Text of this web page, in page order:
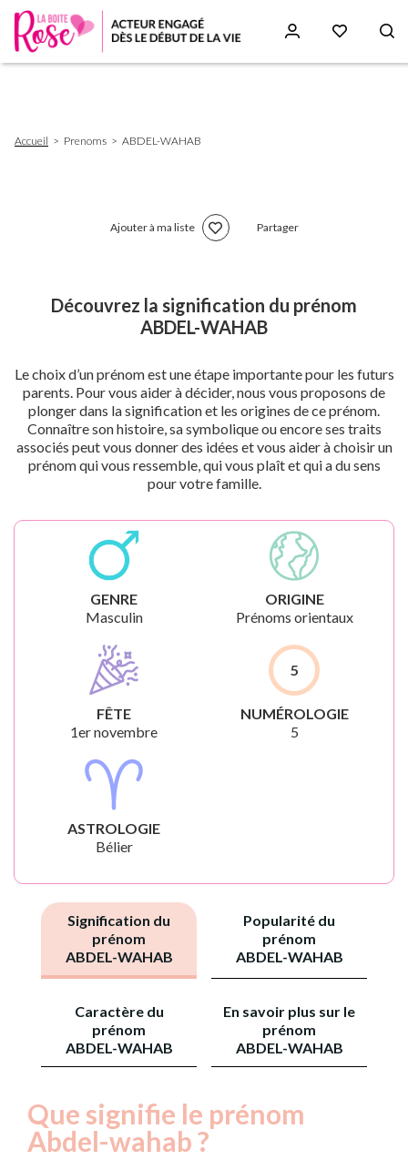
d'Ariane
Accueil Prenoms ABDEL-WAHAB
Ajouter à ma liste Partager
Découvrez la signification du prénom
ABDEL-WAHAB
Le choix d’un prénom est une étape importante pour les futurs
parents. Pour vous aider à décider, nous vous proposons de
plonger dans la signification et les origines de ce prénom.
Connaître son histoire, sa symbolique ou encore ses traits
associés peut vous donner des idées et vous aider à choisir un
prénom qui vous ressemble, qui vous plaît et qui a du sens
pour votre famille.
GENRE
Masculin
ORIGINE
Prénoms orientaux
FÊTE
1er novembre
5
NUMÉROLOGIE
5
ASTROLOGIE
Bélier
Signification du
prénom
ABDEL-WAHAB
Popularité du
prénom
ABDEL-WAHAB
Caractère du
prénom
ABDEL-WAHAB
En savoir plus sur le
prénom
ABDEL-WAHAB
Que signifie le prénom
Abdel-wahab ?